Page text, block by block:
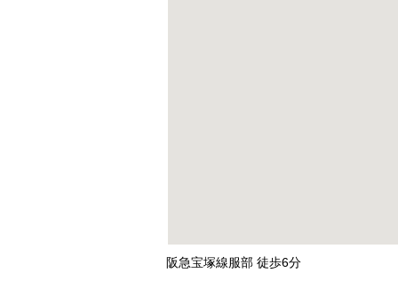
阪急宝塚線服部 徒歩6分